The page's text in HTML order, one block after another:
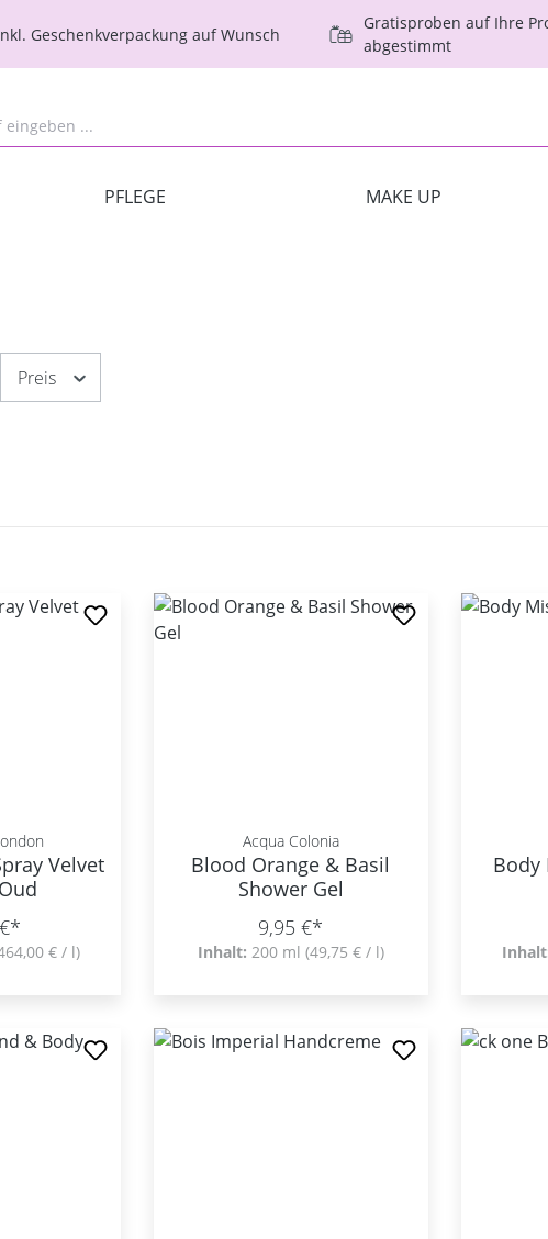
Geschenkverpackung auf Wunsch
Gratisproben auf Ihre
abgestimmt
PFLEGE MAKE UP
Preis
Velvet
€ / l)
Acqua Colonia
Blood Orange & Basil
Shower Gel
9,95 €*
Inhalt: 200 ml (49,75 € / l)
Body